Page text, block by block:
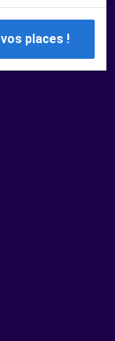
Mercredi 12 Août 2026 - Prenez vos places !